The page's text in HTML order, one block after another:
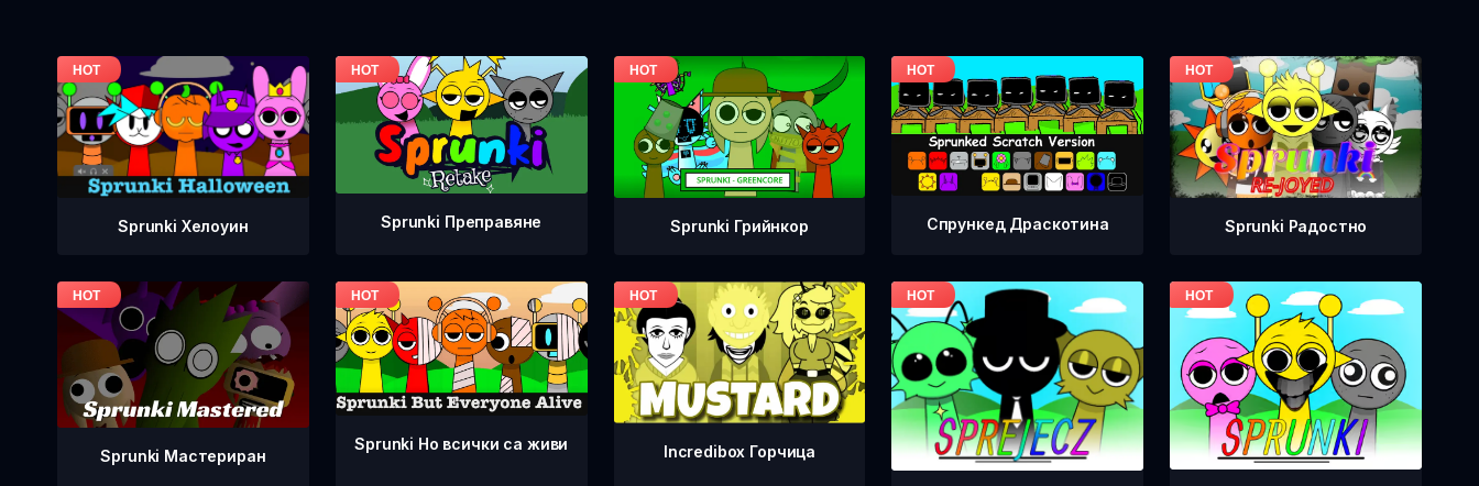
Sprunki Хелоуин Sprunki Преправяне Sprunki Грийнкор Спрункед Драскотина Sprunki Радостно
Sprunki Мастериран
Sprunki Но всички са живи Incredibox Горчица